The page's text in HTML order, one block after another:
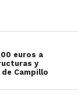
euros a
y
Campillo